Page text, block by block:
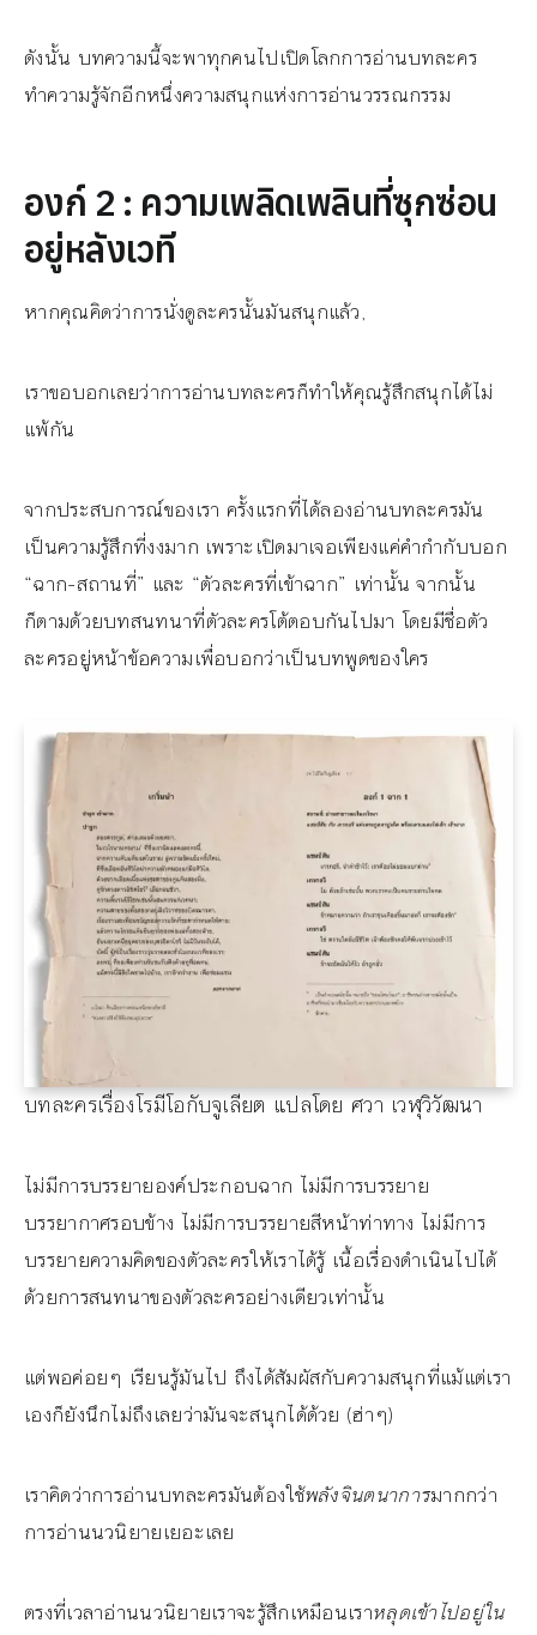
ดังนั้น บทความนี้จะพาทุกคนไปเปิดโลกการอ่านบทละคร
ทำความรู้จักอีกหนึ่งความสนุกแห่งการอ่านวรรณกรรม
องก์ 2 : ความเพลิดเพลินที่ซุกซ่อน
อยู่หลังเวที
หากคุณคิดว่าการนั่งดูละครนั้นมันสนุกแล้ว,
เราขอบอกเลยว่าการอ่านบทละครก็ทำให้คุณรู้สึกสนุกได้ไม่
แพ้กัน
จากประสบการณ์ของเรา ครั้งแรกที่ได้ลองอ่านบทละครมัน
เป็นความรู้สึกที่งงมาก เพราะเปิดมาเจอเพียงแค่คำกำกับบอก
“ฉาก-สถานที่” และ “ตัวละครที่เข้าฉาก” เท่านั้น จากนั้น
ก็ตามด้วยบทสนทนาที่ตัวละครโต้ตอบกันไปมา โดยมีชื่อตัว
ละครอยู่หน้าข้อความเพื่อบอกว่าเป็นบทพูดของใคร
บทละครเรื่องโรมีโอกับจูเลียต แปลโดย ศวา เวฬุวิวัฒนา
ไม่มีการบรรยายองค์ประกอบฉาก ไม่มีการบรรยาย
บรรยากาศรอบข้าง ไม่มีการบรรยายสีหน้าท่าทาง ไม่มีการ
บรรยายความคิดของตัวละครให้เราได้รู้ เนื้อเรื่องดำเนินไปได้
ด้วยการสนทนาของตัวละครอย่างเดียวเท่านั้น
แต่พอค่อยๆ เรียนรู้มันไป ถึงได้สัมผัสกับความสนุกที่แม้แต่เรา
เองก็ยังนึกไม่ถึงเลยว่ามันจะสนุกได้ด้วย (ฮ่าๆ)
เราคิดว่าการอ่านบทละครมันต้องใช้พลังจินตนาการมากกว่า
การอ่านนวนิยายเยอะเลย
ตรงที่เวลาอ่านนวนิยายเราจะรู้สึกเหมือนเราหลุดเข้าไปอยู่ใน